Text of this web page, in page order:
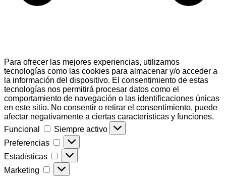
Para ofrecer las mejores experiencias, utilizamos
tecnologías como las cookies para almacenar y/o acceder a
la información del dispositivo. El consentimiento de estas
tecnologías nos permitirá procesar datos como el
comportamiento de navegación o las identificaciones únicas
en este sitio. No consentir o retirar el consentimiento, puede
afectar negativamente a ciertas características y funciones.
Funcional
Funcional
Siempre activo
Preferencias
Preferencias
Estadísticas Estadísticas
Marketing Marketing